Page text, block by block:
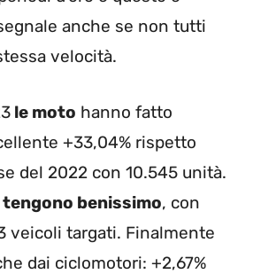
anche se non tutti
velocità.
le moto hanno fatto
+33,04% rispetto
del 2022 con 10.545 unità.
benissimo, con
veicoli targati. Finalmente
dai ciclomotori: +2,67%